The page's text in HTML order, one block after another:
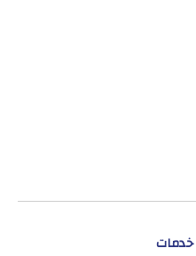
خدمات